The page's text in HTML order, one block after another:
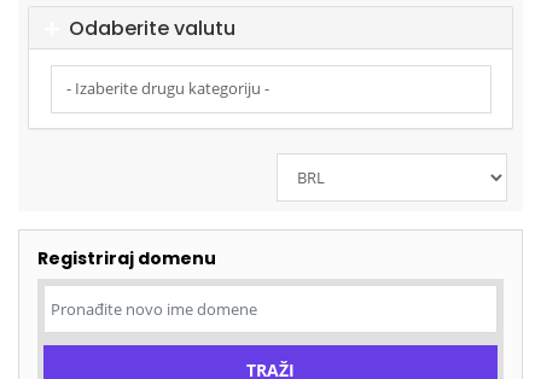
Odaberite valutu
Registriraj domenu